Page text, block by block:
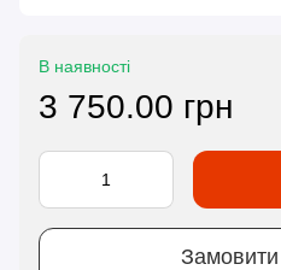
В наявності
3 750.00 грн